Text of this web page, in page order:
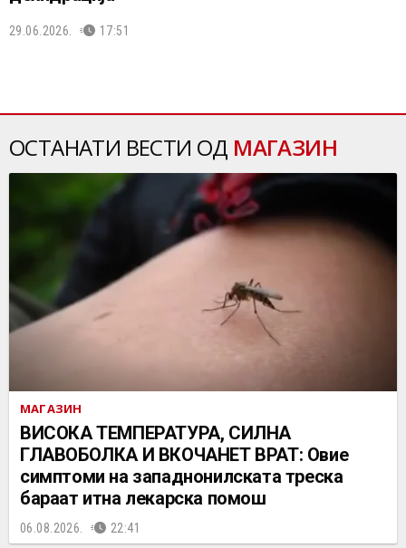
29.06.2026. 17:51
ОСТАНАТИ ВЕСТИ ОД МАГАЗИН
МАГАЗИН
ВИСОКА ТЕМПЕРАТУРА, СИЛНА
ГЛАВОБОЛКА И ВКОЧАНЕТ ВРАТ: Овие
симптоми на западнонилската треска
бараат итна лекарска помош
06.08.2026. 22:41